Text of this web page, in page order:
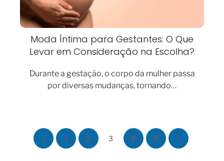
Moda Íntima para Gestantes: O Que
Levar em Consideração na Escolha?
Durante a gestação, o corpo da mulher passa
por diversas mudanças, tornando…
« 1 2 3 4 5 »